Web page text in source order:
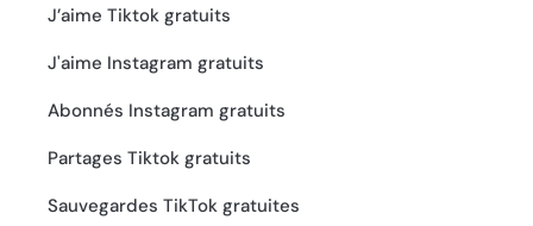
J’aime Tiktok gratuits
J'aime Instagram gratuits
Abonnés Instagram gratuits
Partages Tiktok gratuits
Sauvegardes TikTok gratuites